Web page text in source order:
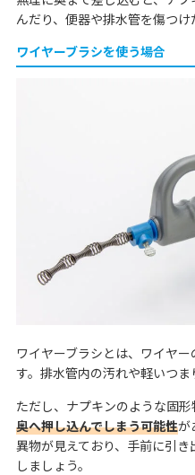
んだり、便器や排水管を傷つけ
ワイヤーブラシを使う場合
ワイヤーブラシとは、ワイヤ
す。排水管内の汚れや軽いつま
ただし、ナプキンのような固形
奥へ押し込んでしまう可能性が
異物が見えており、手前に引
しましょう。